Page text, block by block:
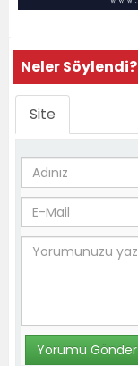
Neler Söylendi?
Site